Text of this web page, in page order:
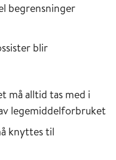
begrensninger
blir
må alltid tas med i
legemiddelforbruket
knyttes til